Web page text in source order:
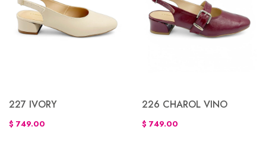
227 IVORY
$ 749.00
226 CHAROL VINO
$ 749.00